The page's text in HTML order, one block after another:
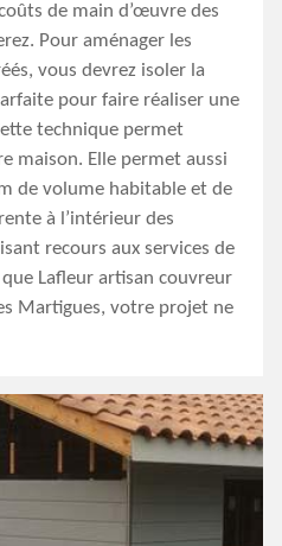
de main d’œuvre des
Pour aménager les
vous devrez isoler la
pour faire réaliser une
technique permet
maison. Elle permet aussi
de volume habitable et de
à l’intérieur des
recours aux services de
Lafleur artisan couvreur
Martigues, votre projet ne